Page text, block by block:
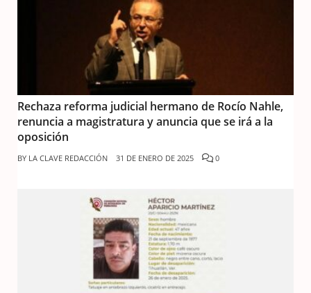
Rechaza reforma judicial hermano de Rocío Nahle,
renuncia a magistratura y anuncia que se irá a la
oposición
BY LA CLAVE REDACCIÓN 31 DE ENERO DE 2025 0